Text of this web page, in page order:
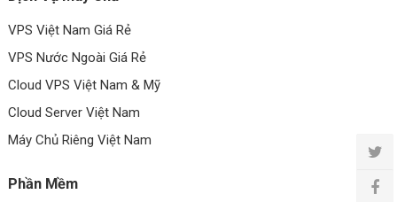
VPS Việt Nam Giá Rẻ
VPS Nước Ngoài Giá Rẻ
Cloud VPS Việt Nam & Mỹ
Cloud Server Việt Nam
Máy Chủ Riêng Việt Nam
Phần Mềm